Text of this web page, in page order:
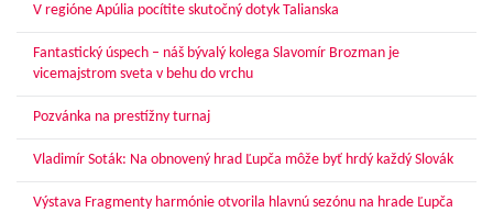
V regióne Apúlia pocítite skutočný dotyk Talianska
Fantastický úspech – náš bývalý kolega Slavomír Brozman je
vicemajstrom sveta v behu do vrchu
Pozvánka na prestížny turnaj
Vladimír Soták: Na obnovený hrad Ľupča môže byť hrdý každý Slovák
Výstava Fragmenty harmónie otvorila hlavnú sezónu na hrade Ľupča